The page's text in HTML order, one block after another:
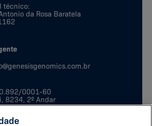
técnico:
da Rosa Baratela
0001-60
8234, 2º Andar